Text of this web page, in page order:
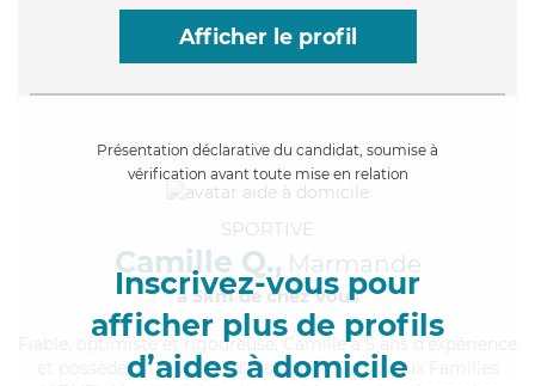
Afficher le profil
Présentation déclarative du candidat, soumise à
vérification avant toute mise en relation
Inscrivez-vous pour
afficher plus de profils
d’aides à domicile
SPORTIVE
Camille Q., Marmande
à 5km de chez Vous
, optimiste et rigoureuse, Camille a 5 ans d'expérience
et possède un diplôme d'Assistante De Vie aux Familles